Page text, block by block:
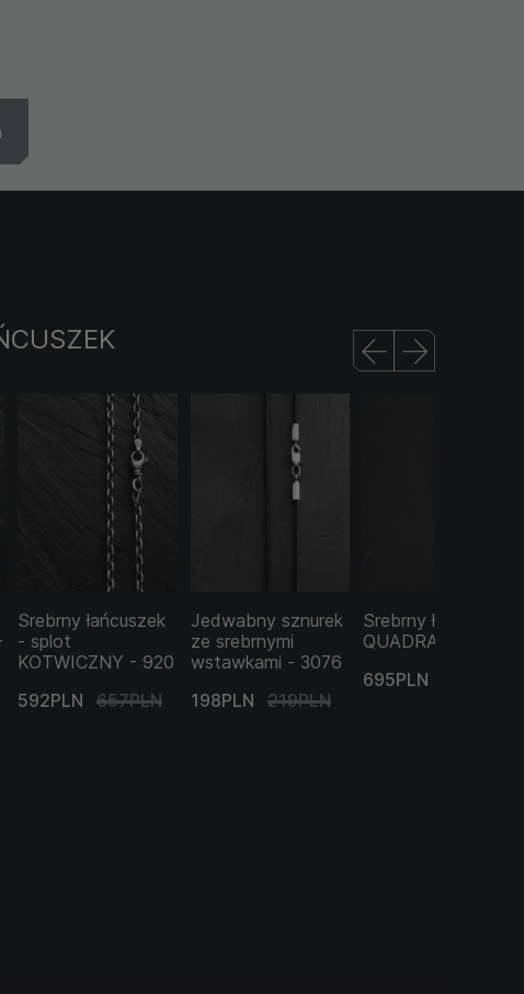
Srebrny łańcuszek
- splot
KOTWICZNY - 920
592PLN
657PLN
Jedwabny sznurek
ze srebrnymi
wstawkami - 3076
198PLN
219PLN
Srebrny łańcuszek
QUADRA - 3154
695PLN